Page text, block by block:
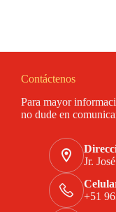
Contáctenos
Para mayor
no dude en
Jr.
+51